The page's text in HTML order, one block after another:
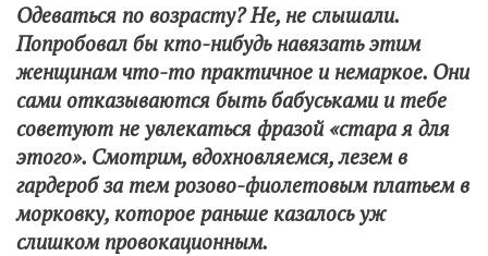
Одеваться по возрасту? Не, не слышали.
Попробовал бы кто-нибудь навязать этим
женщинам что-то практичное и немаркое. Они
сами отказываются быть бабуськами и тебе
советуют не увлекаться фразой «стара я для
этого». Смотрим, вдохновляемся, лезем в
гардероб за тем розово-фиолетовым платьем в
морковку, которое раньше казалось уж
слишком провокационным.